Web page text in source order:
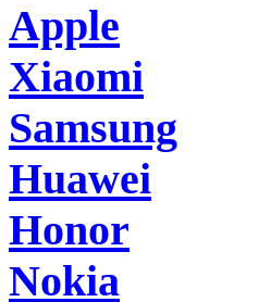
Apple
Xiaomi
Samsung
Huawei
Honor
Nokia